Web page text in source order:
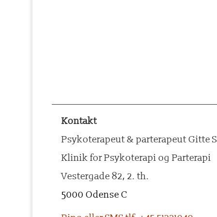
Kontakt
Psykoterapeut & parterapeut Gitte
Klinik for Psykoterapi og Parterapi
Vestergade 82, 2. th.
5000 Odense C